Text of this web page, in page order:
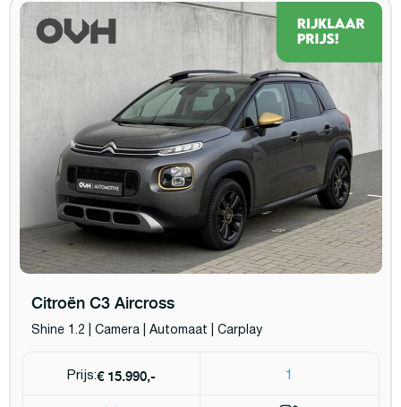
Citroën C3 Aircross
Shine 1.2 | Camera | Automaat | Carplay
Prijs:€ 15.990,- 1